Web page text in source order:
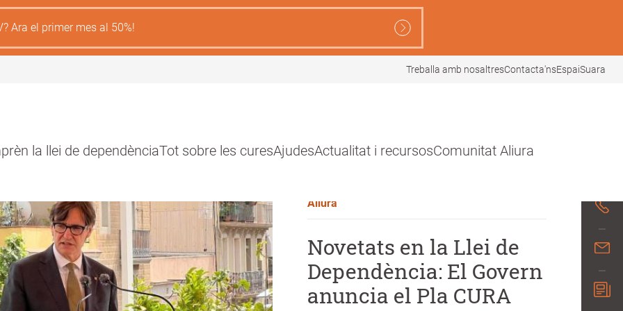
Ara el primer mes al 50%!
Treballa amb nosaltresContacta'nsEspaiSuara
la llei de dependènciaTot sobre les curesAjudesActualitat i recursosComunitat Aliura
Aliura
Novetats en la Llei de
Dependència: El Govern
anuncia el Pla CURA